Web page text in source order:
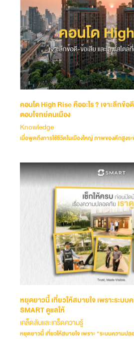
คอนโด High Rise คืออะไร ? เจาะลึกข้
ตอบโจทย์คนเมือง
Knowledge
เมื่อพูดถึงการใช้ชีวิตในเมืองใหญ่ ภาพของตึกสูง
หยุดยาวนี้ เที่ยวให้สบายใจ เพราะระบ
SMART ดูแลให้
เคล็ดลับและเกร็ดความรู้
หยุดยาวนี้ เที่ยวให้สบายใจ เพราะ “ระบบความ